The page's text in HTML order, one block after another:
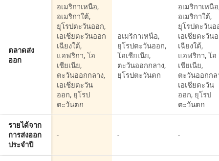
ตลาดส่ง
ออก
อเมริกาเหนือ,
อเมริกาใต้,
ยุโรปตะวันออก,
เอเชียตะวันออก
เฉียงใต้,
แอฟริกา, โอ
เชียเนีย,
ตะวันออกกลาง,
เอเชียตะวัน
ออก, ยุโรป
ตะวันตก
อเมริกาเหนือ,
ยุโรปตะวันออก,
โอเชียเนีย,
ตะวันออกกลาง,
ยุโรปตะวันตก
อเมริกาเหนื
อเมริกาใต้,
ยุโรปตะวันอ
เอเชียตะวัน
เฉียงใต้,
แอฟริกา, โอ
เชียเนีย,
ตะวันออกกล
เอเชียตะวัน
ออก, ยุโรป
ตะวันตก
รายได้จาก
การส่งออก
ประจำปี
- - -